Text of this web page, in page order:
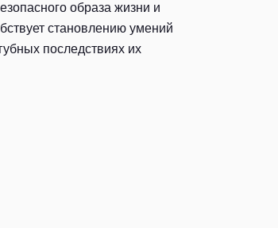
образа жизни и
становлению умений
последствиях их